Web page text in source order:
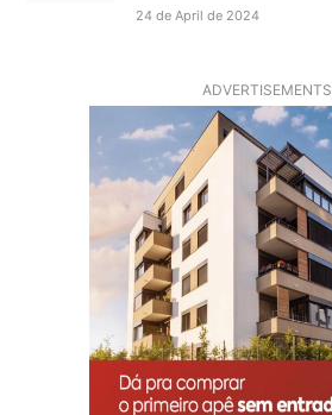
24 de April de 2024
ADVERTISEMENTS